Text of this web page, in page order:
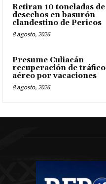
Retiran 10 toneladas de
desechos en basurón
clandestino de Pericos
8 agosto, 2026
Presume Culiacán
recuperación de tráfico
aéreo por vacaciones
8 agosto, 2026